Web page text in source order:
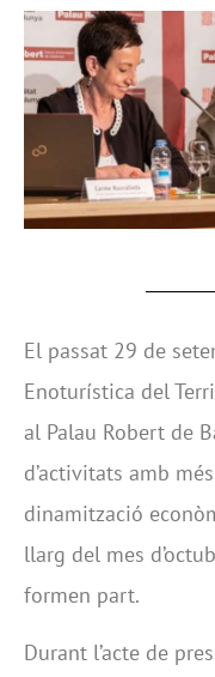
El passat 29 de
Enoturística del
al Palau Robert de
d’activitats amb
dinamització
llarg del mes
formen part.
Durant l’acte de